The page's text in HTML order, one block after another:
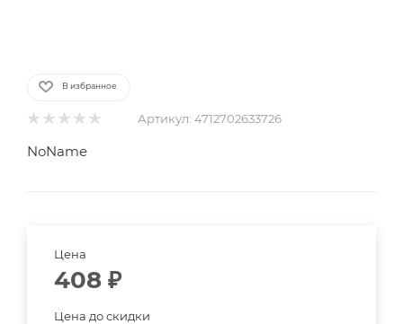
В избранное
Артикул: 4712702633726
NoName
Цена
408 ₽
Цена до скидки